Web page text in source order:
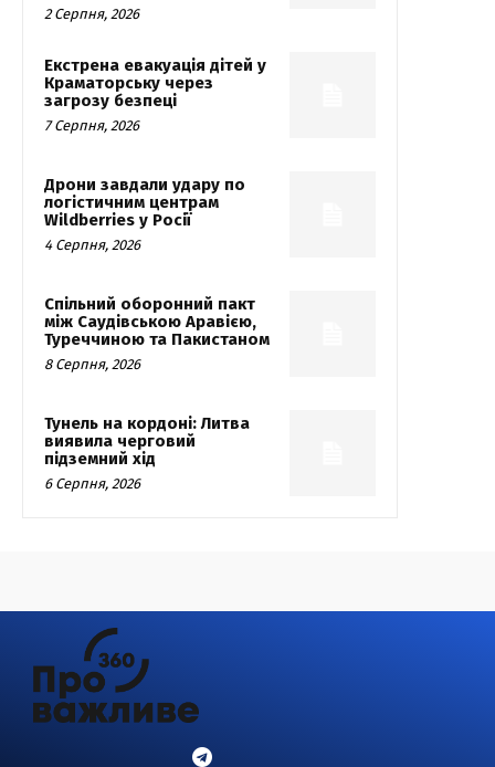
2 Серпня, 2026
Екстрена евакуація дітей у
Краматорську через
загрозу безпеці
7 Серпня, 2026
Дрони завдали удару по
логістичним центрам
Wildberries у Росії
4 Серпня, 2026
Спільний оборонний пакт
між Саудівською Аравією,
Туреччиною та Пакистаном
8 Серпня, 2026
Тунель на кордоні: Литва
виявила черговий
підземний хід
6 Серпня, 2026